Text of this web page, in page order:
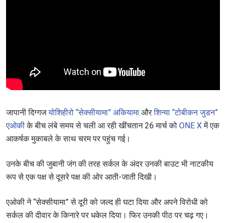
जापानी दिग्गजयोशिहीरो “सेक्सीयामा” अकियामा औरशिन्या “टोबीकन जुडन”
एओकीके बीच लंबे समय से चली आ रही खींचतान 26 मार्च को ONE Xमें एक
आकर्षक मुकाबले के साथ चरम पर पहुंच गई।
उनके बीच की जुबानी जंग की तरह सर्कल के अंदर उनकी बाउट भी नाटकीय
रूप से एक पक्ष से दूसरे पक्ष की ओर आती-जाती दिखी।
एओकी ने “सेक्सीयामा” से दूरी को जल्द ही घटा दिया और अपने विरोधी को
सर्कल की दीवार के किनारे पर धकेल दिया। फिर उनकी पीठ पर चढ़ गए।